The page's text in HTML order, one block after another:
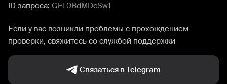
ID запроса: GFT0BdMDcSw1
Если у вас возникли проблемы с прохождением
проверки, свяжитесь со службой поддержки
Связаться в Telegram